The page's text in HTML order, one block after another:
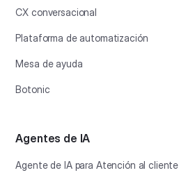
CX conversacional
Plataforma de automatización
Mesa de ayuda
Botonic
Agentes de IA
Agente de IA para Atención al cliente